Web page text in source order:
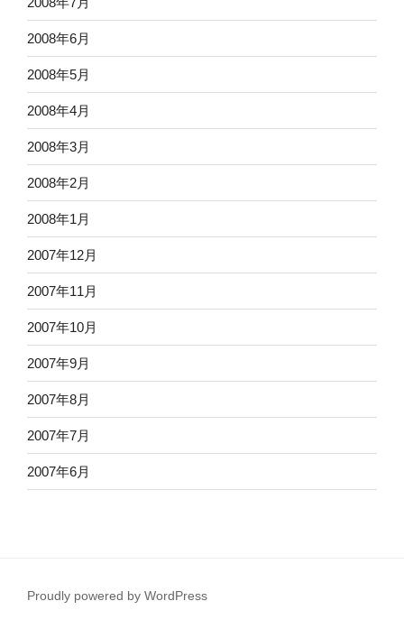
2008年6月
2008年5月
2008年4月
2008年3月
2008年2月
2008年1月
2007年12月
2007年11月
2007年10月
2007年9月
2007年8月
2007年7月
2007年6月
Proudly powered by WordPress